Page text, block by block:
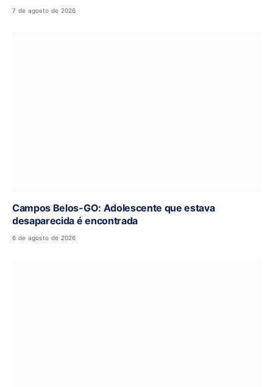
7 de agosto de 2026
Campos Belos-GO: Adolescente que estava
desaparecida é encontrada
6 de agosto de 2026